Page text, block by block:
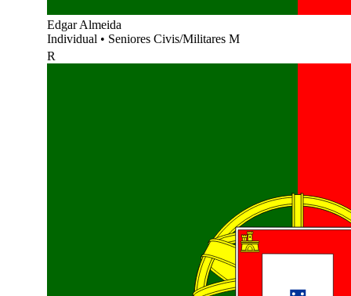
Edgar Almeida
Individual • Seniores Civis/Militares M
R